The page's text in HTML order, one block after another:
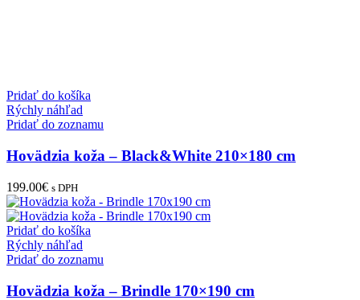
Pridať do košíka
Rýchly náhľad
Pridať do zoznamu
Hovädzia koža – Black&White 210×180 cm
199.00€ s DPH
Pridať do košíka
Rýchly náhľad
Pridať do zoznamu
Hovädzia koža – Brindle 170×190 cm